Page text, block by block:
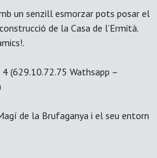
un senzill esmorzar pots posar el
de la Casa de l’Ermità.
(629.10.72.75 Wathsapp –
de la Brufaganya i el seu entorn